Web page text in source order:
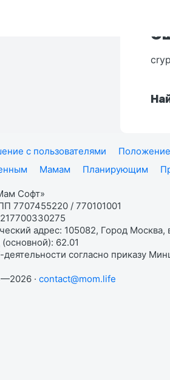
с пользователями
Мамам Планирующим
Софт»
7707455220 / 770101001
адрес: 105082, Город Москва,
62.01
согласно приказу
· contact@mom.life